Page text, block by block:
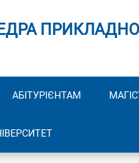
АБІТУРІЄНТАМ